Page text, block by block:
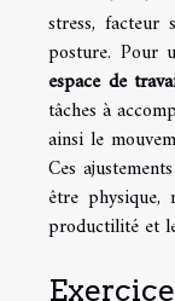
stress, facteur
posture. Pour
espace de
tâches à
ainsi le
Ces
être physique,
productilité et